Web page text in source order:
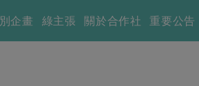
企畫 綠主張 關於合作社 重要公告